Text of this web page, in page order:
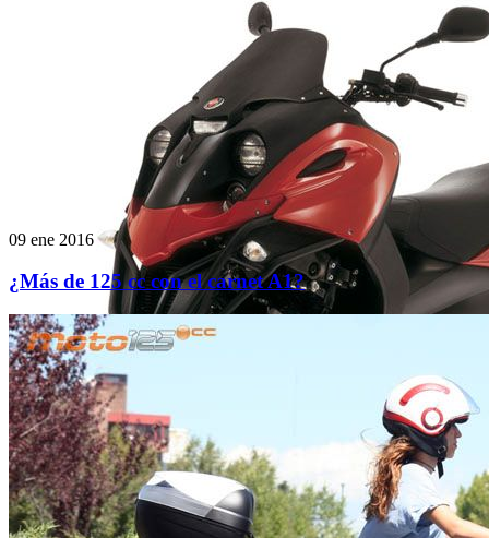
09 ene 2016
¿Más de 125 cc con el carnet A1?